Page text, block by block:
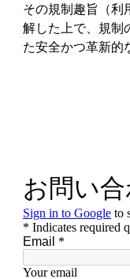
その規制趣旨（利
解した上で、規制
た安全かつ革新的